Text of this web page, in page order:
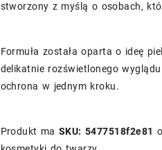
stworzony z myślą o osobach,
Formuła została oparta o ideę
delikatnie rozświetlonego
ochrona w jednym kroku.
Produkt ma SKU: 5477518f2e81